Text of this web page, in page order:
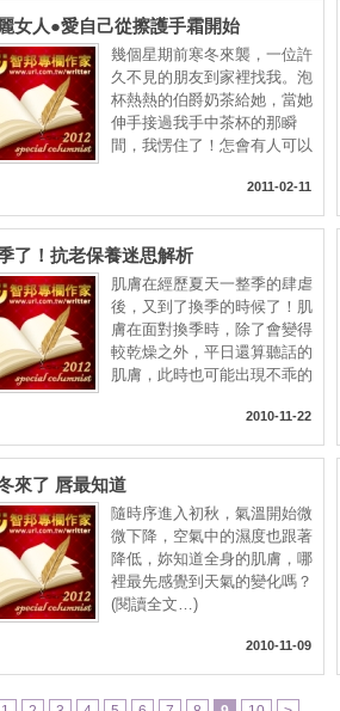
女人●愛自己從擦護手霜開始
幾個星期前寒冬來襲，一位許
久不見的朋友到家裡找我。泡
杯熱熱的伯爵奶茶給她，當她
伸手接過我手中茶杯的那瞬
間，我愣住了！怎會有人可以
2011-02-11
了！抗老保養迷思解析
肌膚在經歷夏天一整季的肆虐
後，又到了換季的時候了！肌
膚在面對換季時，除了會變得
較乾燥之外，平日還算聽話的
肌膚，此時也可能出現不乖的
2010-11-22
來了 唇最知道
隨時序進入初秋，氣溫開始微
微下降，空氣中的濕度也跟著
降低，妳知道全身的肌膚，哪
裡最先感覺到天氣的變化嗎？
(閱讀全文…)
2010-11-09